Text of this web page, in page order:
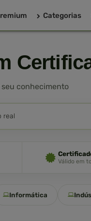
Categorias
conhecimento
Válido em
Informática